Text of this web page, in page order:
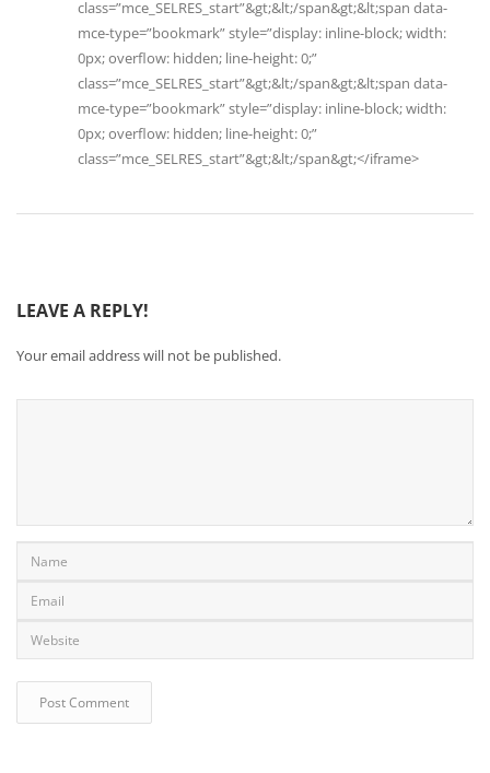
class=”mce_SELRES_start”&gt;&lt;/span&gt;&lt;span data-
mce-type=”bookmark” style=”display: inline-block; width:
0px; overflow: hidden; line-height: 0;”
class=”mce_SELRES_start”&gt;&lt;/span&gt;&lt;span data-
mce-type=”bookmark” style=”display: inline-block; width:
0px; overflow: hidden; line-height: 0;”
class=”mce_SELRES_start”&gt;&lt;/span&gt;</iframe>
LEAVE A REPLY!
Your email address will not be published.